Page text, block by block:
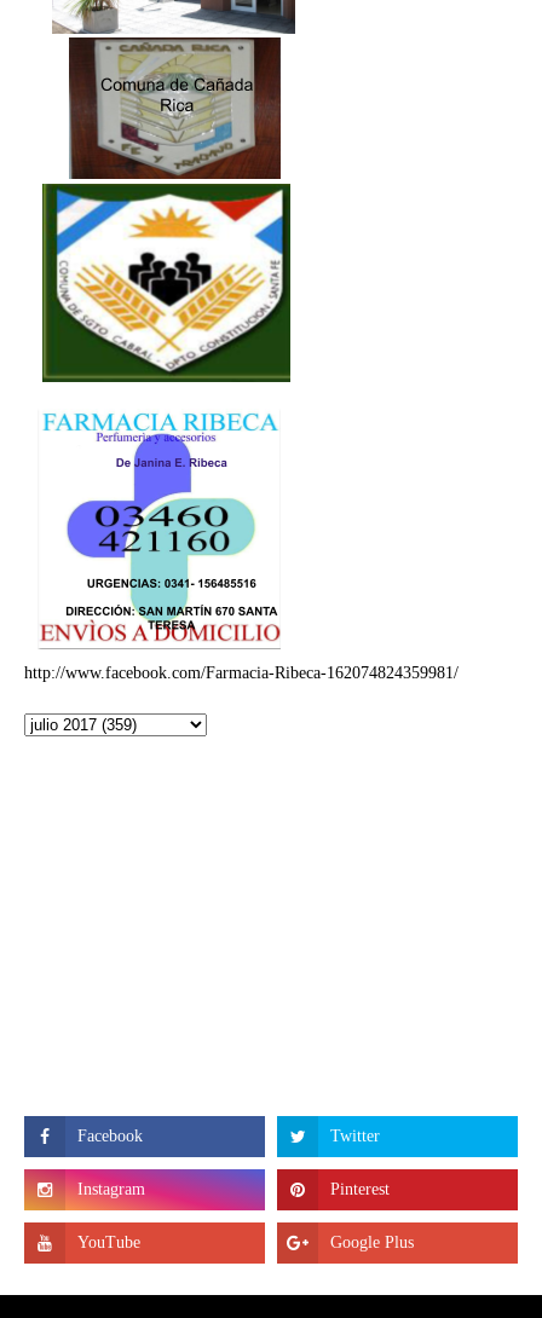
http://www.facebook.com/Farmacia-Ribeca-162074824359981/